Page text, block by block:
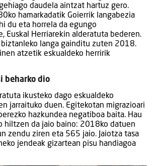
daudela aintzat hartuz gero.
hamarkadatik Goierrik langabezia
du eta horrela da egungo
Euskal Herriarekin alderatuta bederen.
langa gainditu zuten 2018.
atzetik eskualdeko herririk
beharko dio
ikusteko dago eskualdeko
jarraituko duen. Egitekotan migrazioari
hazkundea negatiboa baita. Hau
hiltzen da jaio baino: 2018ko datuen
zendu ziren eta 565 jaio. Jaiotza tasa
jendeak gizartean pisu handiagoa